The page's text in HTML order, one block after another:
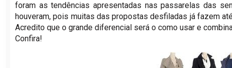
foram as tendências apresentadas nas passarelas das
houveram, pois muitas das propostas desfiladas já fazem
Acredito que o grande diferencial será o como usar e
Confira!